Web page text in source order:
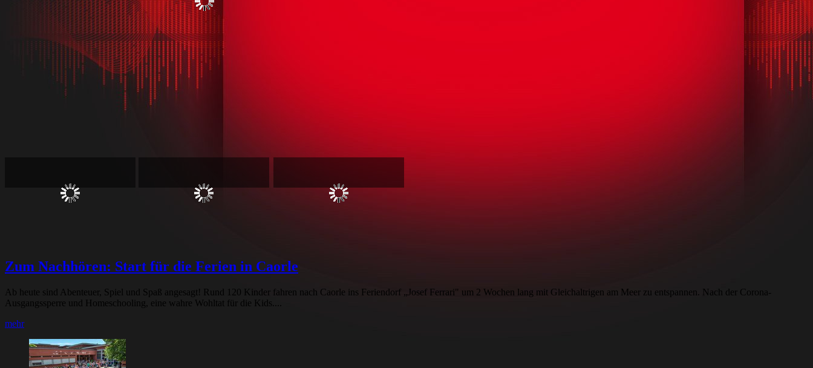
Zum Nachhören: Start für die Ferien in Caorle
Ab heute sind Abenteuer, Spiel und Spaß angesagt! Rund 120 Kinder fahren nach Caorle ins Feriendorf „Josef Ferrari" um 2 Wochen lang mit Gleichaltrigen am Meer zu entspannen. Nach der Corona-
Ausgangssperre und Homeschooling, eine wahre Wohltat für die Kids....
mehr